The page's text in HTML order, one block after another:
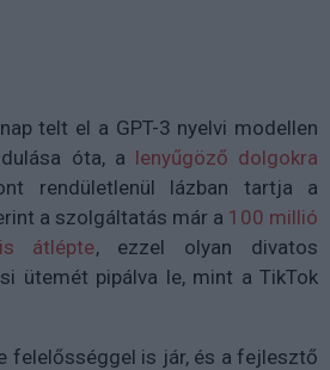
telt el a GPT-3 nyelvi modellen
óta, a lenyűgöző dolgokra
rendületlenül lázban tartja a
a szolgáltatás már a 100 millió
átlépte, ezzel olyan divatos
ütemét pipálva le, mint a TikTok
felelősséggel is jár, és a fejlesztő